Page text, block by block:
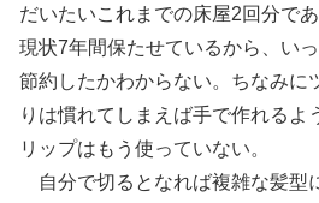
だいたいこれまでの床屋2回分で
現状7年間保たせているから、い
節約したかわからない。ちなみに
りは慣れてしまえば手で作れるよ
リップはもう使っていない。
自分で切るとなれば複雑な髪型